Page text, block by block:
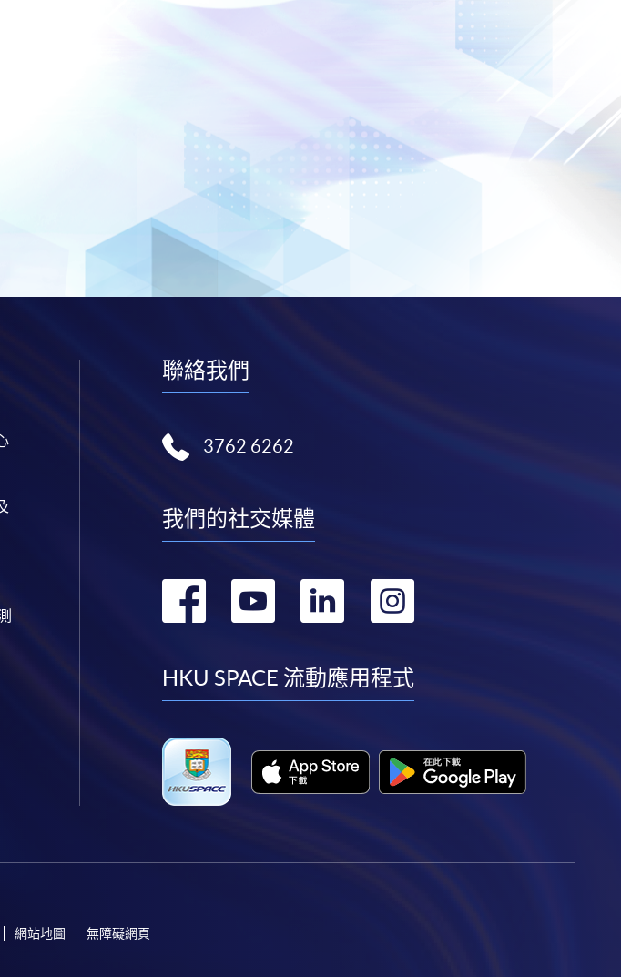
聯絡我們
3762 6262
我們的社交媒體
轉
facebook
轉
youtube
轉
linkedininstagram
HKU SPACE 流動應用程式
網站地圖 無障礙網頁